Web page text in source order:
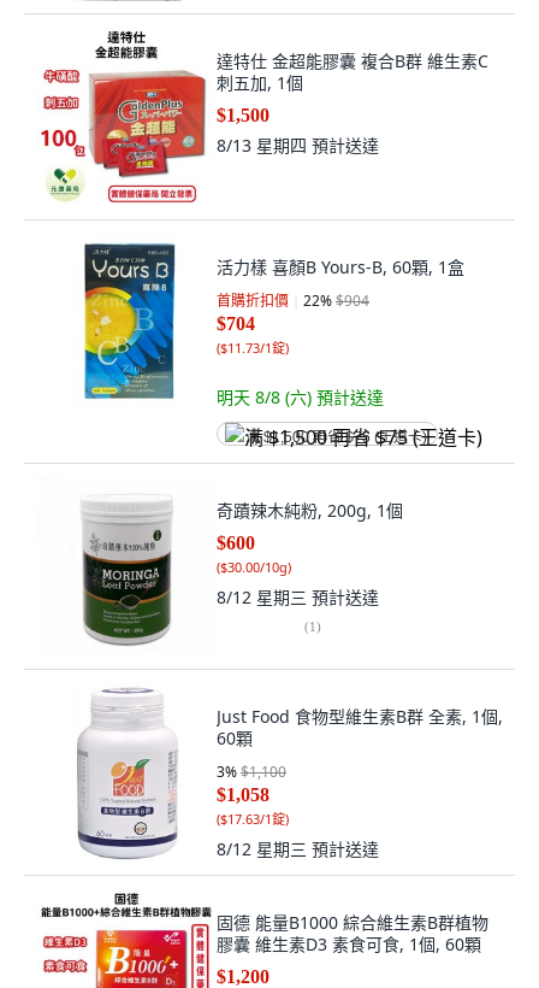
達特仕 金超能膠囊 複合B群 維生素C
刺五加, 1個
$1,500
8/13 星期四 預計送達
活力樣 喜顏B Yours-B, 60顆, 1盒
首購折扣價 22%$904
$704
($11.73/1錠)
明天 8/8 (六) 預計送達
满 $1,500 再省 $75 (王道卡)
奇蹟辣木純粉, 200g, 1個
$600
($30.00/10g)
8/12 星期三 預計送達
(1)
Just Food 食物型維生素B群 全素, 1個,
60顆
3%$1,100
$1,058
($17.63/1錠)
8/12 星期三 預計送達
固德 能量B1000 綜合維生素B群植物
膠囊 維生素D3 素食可食, 1個, 60顆
$1,200